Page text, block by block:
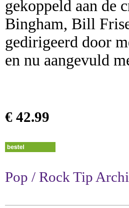
gekoppeld aan de
Bingham, Bill
gedirigeerd door
en nu aangevuld
€ 42.99
Pop / Rock Tip